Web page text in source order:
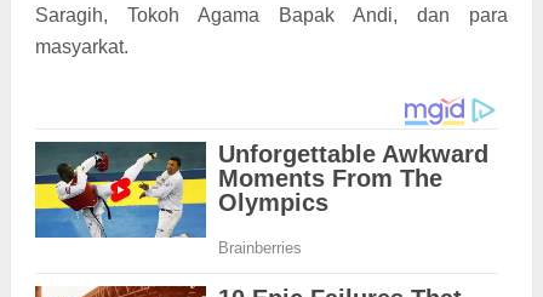
Saragih, Tokoh Agama Bapak Andi, dan para
masyarkat.